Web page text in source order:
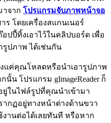
าจาก โปรแกรมจับภาพหน้าจอ
ร โดยเครื่องสแกนเนอร์
ปปี้ทิ้งเอาไว้ในคลิปบอร์ด เพื่อ
ปภาพ ได้เช่นกัน
แค่คุณโหลดหรือนำเอารูปภาพ
น โปรแกรม gImageReader ก็
ในไฟล์รูปที่คุณนำเข้ามา
กฏอยู่ทางหน้าต่างด้านขวา
านต่อได้เลยทันที หรือหาก